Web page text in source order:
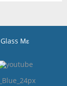
Glass Με